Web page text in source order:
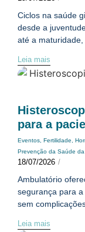
Ciclos na saúde
desde a
até a maturidade,
Leia mais
para a
Eventos Fertilidade
Prevenção da Saúde da
18/07/2026 /
Ambulatório
segurança para
sem
Leia mais